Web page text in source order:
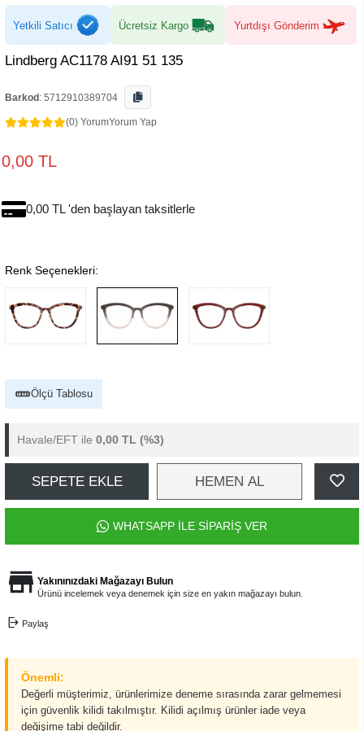
Yetkili Satıcı Ücretsiz Kargo Yurtdışı Gönderim
Lindberg AC1178 AI91 51 135
Barkod : 5712910389704
(0) YorumYorum Yap
0,00 TL
0,00 TL 'den başlayan taksitlerle
Renk Seçenekleri:
Ölçü Tablosu
Havale/EFT ile 0,00 TL (%3)
SEPETE EKLE HEMEN AL
WHATSAPP İLE SİPARİŞ VER
Yakınınızdaki Mağazayı Bulun
Ürünü incelemek veya denemek için size en yakın mağazayı bulun.
Paylaş
Önemli:
Değerli müşterimiz, ürünlerimize deneme sırasında zarar gelmemesi
için güvenlik kilidi takılmıştır. Kilidi açılmış ürünler iade veya
değişime tabi değildir.